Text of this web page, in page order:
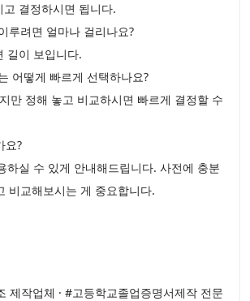
결정하시면 됩니다.
루려면 얼마나 걸리나요?
길이 보입니다.
어떻게 빠르게 선택하나요?
만 정해 놓고 비교하시면 빠르게 결정할 수
요?
하실 수 있게 안내해드립니다. 사전에 충분
비교해보시는 게 중요합니다.
제작업체 · #고등학교졸업증명서제작 전문